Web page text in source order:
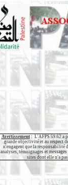
Avertissement: L'AFPS 59.62 a
grande objectivité et au respect
n'engagent que la responsabilité
analyses, témoignages et
sites dont elle n'a